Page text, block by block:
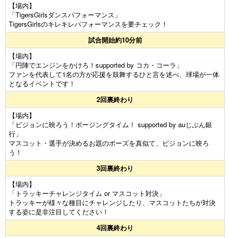
【場内】
「TigersGirlsダンスパフォーマンス」
TigersGirlsのキレキレパフォーマンスを要チェック！
試合開始約10分前
【場内】
「円陣でエンジンをかけろ！supported by コカ・コーラ」
ファンを代表して1名の方が応援を鼓舞するひと言を述べ、球場が一体
となるイベントです！
2回裏終わり
【場内】
「ビジョンに映ろう！ポージングタイム！ supported by auじぶん銀
行」
マスコット・選手が決めるお題のポーズを真似て、ビジョンに映ろ
う！
3回裏終わり
【場内】
「トラッキーチャレンジタイム or マスコット対決」
トラッキーが様々な種目にチャレンジしたり、マスコットたちが対決
する姿に是非注目してください！
4回裏終わり